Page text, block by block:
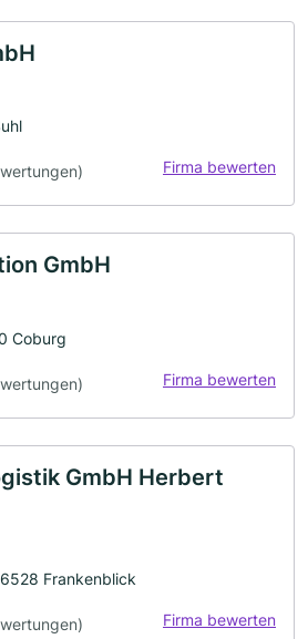
Firma bewerten
GmbH
Coburg
Firma bewerten
GmbH Herbert
Frankenblick
Firma bewerten